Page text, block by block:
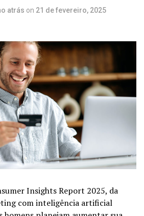
atrás on 21 de fevereiro, 2025
Insights Report 2025, da
com inteligência artificial